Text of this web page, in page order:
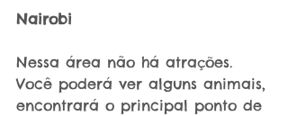
Nairobi
Nessa área não há atrações.
Você poderá ver alguns animais,
encontrará o principal ponto de